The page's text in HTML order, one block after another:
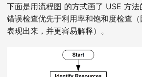
下面是用流程图 的方式画了 USE 方法
错误检查优先于利用率和饱和度检查
表现出来，并更容易解释）。